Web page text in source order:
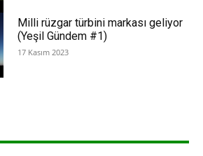
Milli rüzgar türbini markası geliyor
(Yeşil Gündem #1)
17 Kasım 2023